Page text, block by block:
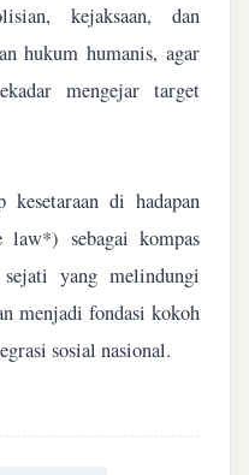
kejaksaan, dan
hukum humanis, agar
mengejar target
kesetaraan di hadapan
sebagai kompas
yang melindungi
menjadi fondasi kokoh
sosial nasional.